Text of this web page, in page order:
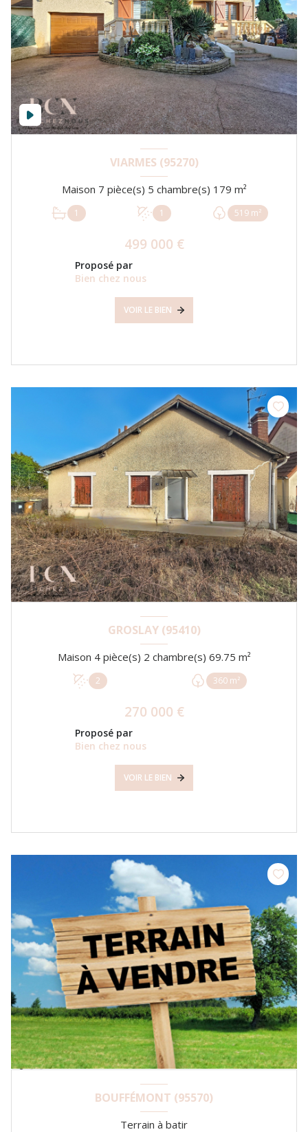
VIARMES (95270)
Maison 7 pièce(s) 5 chambre(s) 179 m²
1 1 519 m²
499 000 €
Proposé par
Bien chez nous
VOIR LE BIEN
GROSLAY (95410)
Maison 4 pièce(s) 2 chambre(s) 69.75 m²
2 360 m²
270 000 €
Proposé par
Bien chez nous
VOIR LE BIEN
BOUFFÉMONT (95570)
Terrain à batir